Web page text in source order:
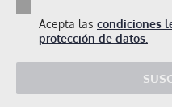
Acepta las condiciones
protección de datos.